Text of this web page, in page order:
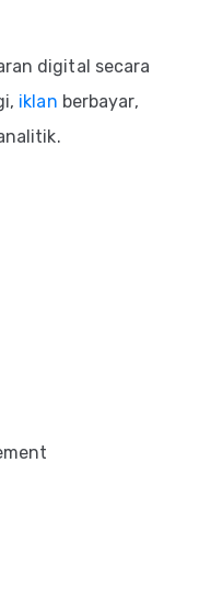
digital secara
iklan berbayar,